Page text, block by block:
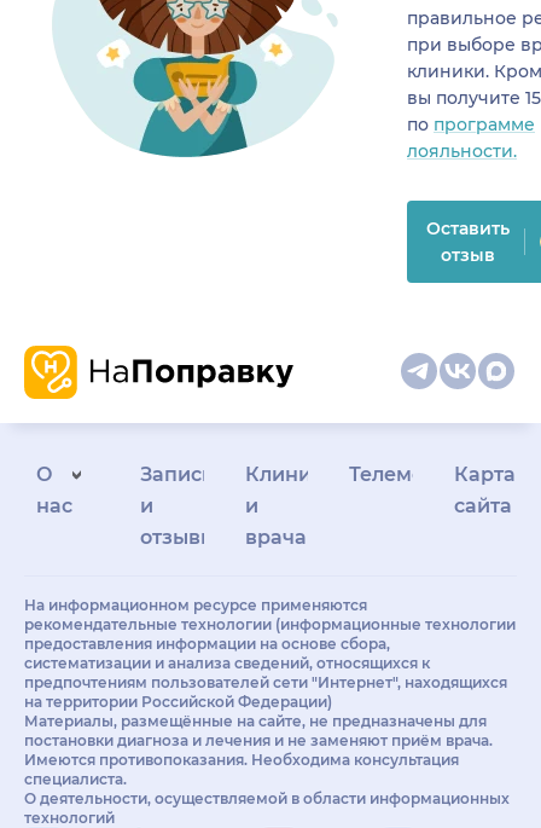
правильное
при выборе
клиники.
вы получите
по программе
лояльности.
Оставить
отзыв
О
нас
Запись
и
отзывы
Клиникам
и
врачам
Телемедицина
Карта
сайта
На информационном ресурсе применяются
рекомендательные технологии (информационные технологии
предоставления информации на основе сбора,
систематизации и анализа сведений, относящихся к
предпочтениям пользователей сети "Интернет", находящихся
на территории Российской Федерации)
Материалы, размещённые на сайте, не предназначены для
постановки диагноза и лечения и не заменяют приём врача.
Имеются противопоказания. Необходима консультация
специалиста.
О деятельности, осуществляемой в области информационных
технологий